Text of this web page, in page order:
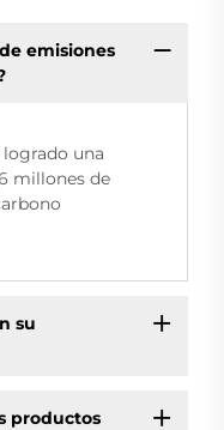
emisiones
una
millones de
su
productos